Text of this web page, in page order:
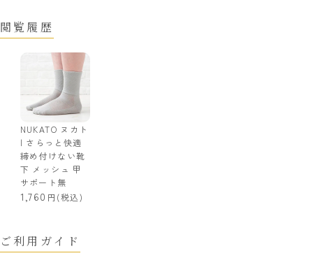
閲覧履歴
NUKATO ヌカト
| さらっと快適
締め付けない靴
下 メッシュ 甲
サポート無
1,760 (税込)
ご利用ガイド